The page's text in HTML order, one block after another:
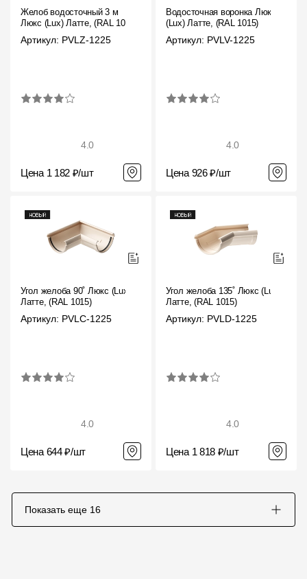
Желоб водосточный 3 м
Люкс (Lux) Латте, (RAL 1015)
Артикул: PVLZ-1225
4.0
Цена 1 182 ₽/шт
Водосточная воронка Люкс
(Lux) Латте, (RAL 1015)
Артикул: PVLV-1225
4.0
Цена 926 ₽/шт
Угол желоба 90˚ Люкс (Lux)
Латте, (RAL 1015)
Артикул: PVLC-1225
4.0
Цена 644 ₽/шт
Угол желоба 135˚ Люкс (Lux)
Латте, (RAL 1015)
Артикул: PVLD-1225
4.0
Цена 1 818 ₽/шт
Показать еще 16